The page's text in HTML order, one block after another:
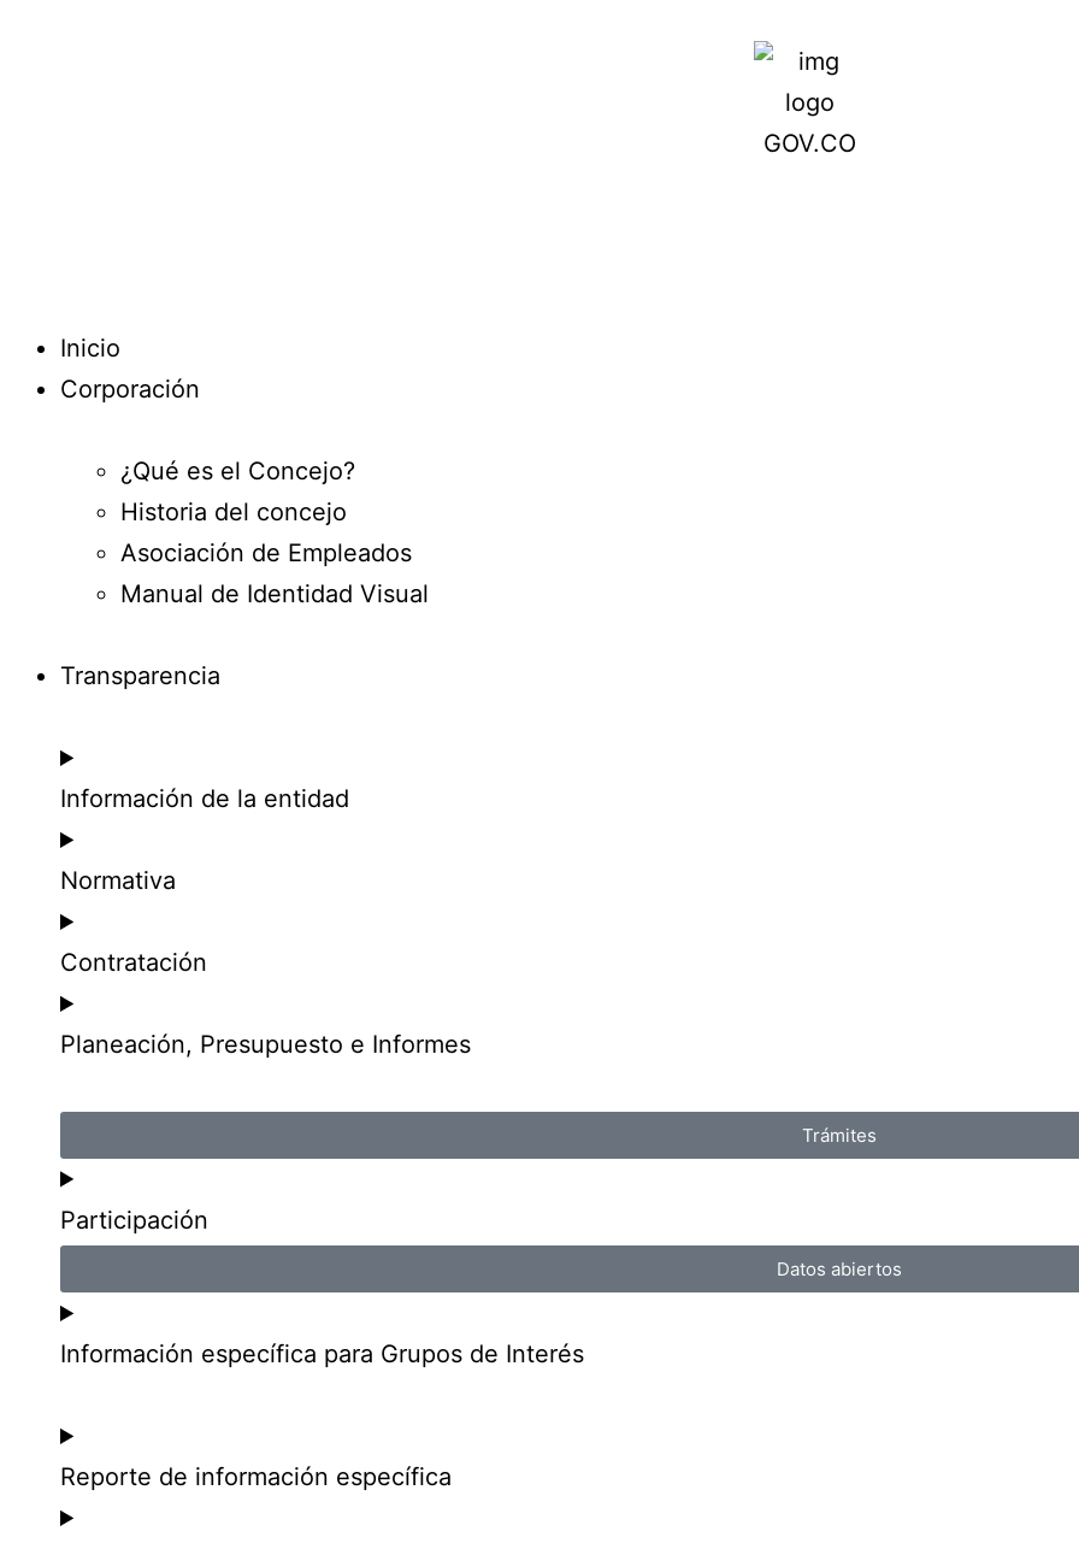
Inicio
Corporación
¿Qué es el Concejo?
Historia del concejo
Asociación de Empleados
Manual de Identidad Visual
Transparencia
Información de la entidad
Normativa
Contratación
Planeación, Presupuesto e Informes
Trámites
Participación
Datos abiertos
Información específica para Grupos de Interés
Reporte de información específica